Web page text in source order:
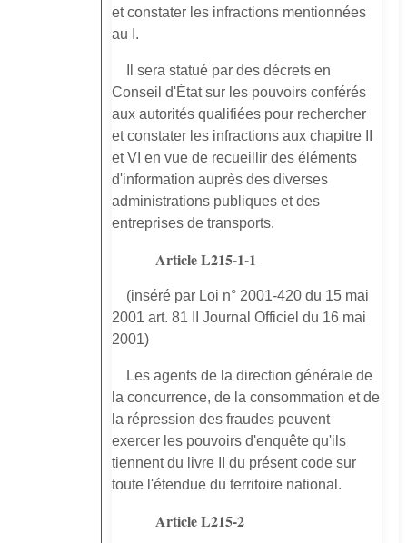
et constater les infractions mentionnées
au I.
Il sera statué par des décrets en
Conseil d'État sur les pouvoirs conférés
aux autorités qualifiées pour rechercher
et constater les infractions aux chapitre II
et VI en vue de recueillir des éléments
d'information auprès des diverses
administrations publiques et des
entreprises de transports.
Article L215-1-1
(inséré par Loi n° 2001-420 du 15 mai
2001 art. 81 II Journal Officiel du 16 mai
2001)
Les agents de la direction générale de
la concurrence, de la consommation et de
la répression des fraudes peuvent
exercer les pouvoirs d'enquête qu'ils
tiennent du livre II du présent code sur
toute l'étendue du territoire national.
Article L215-2